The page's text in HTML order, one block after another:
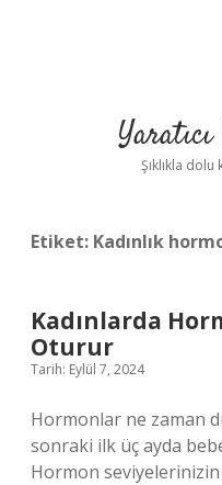
Şıklıkla
Etiket: Kadınlık
Kadınlarda
Oturur
Tarih: Eylül 7, 2024
Hormonlar ne zaman
sonraki ilk üç ayda
Hormon